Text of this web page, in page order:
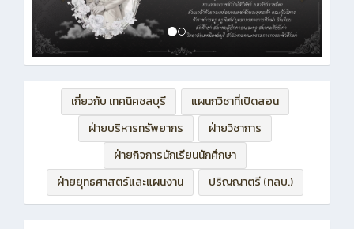
เกี่ยวกับ เทคนิคชลบุรี
แผนกวิชาที่เปิดสอน
ฝ่ายบริหารทรัพยากร
ฝ่ายวิชาการ
ฝ่ายกิจการนักเรียนนักศึกษา
ฝ่ายยุทธศาสตร์และแผนงาน
ปริญญาตรี (ทลบ.)